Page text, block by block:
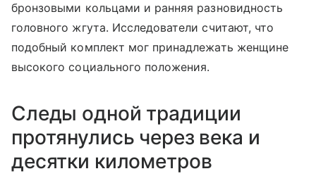
бронзовыми кольцами и ранняя разновидность
головного жгута. Исследователи считают, что
подобный комплект мог принадлежать женщине
высокого социального положения.
Следы одной традиции
протянулись через века и
десятки километров